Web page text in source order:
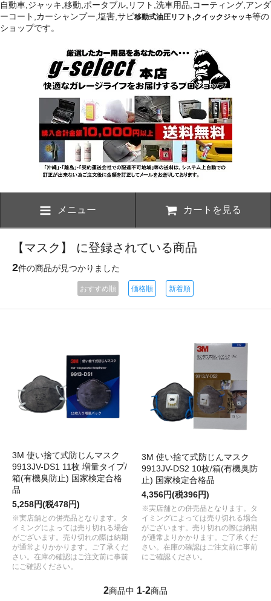
自動車,ジャッキ,移動,ポータブル,リフト,洗車用品,コーティング,アンダ
ーコート,カーシャンプー,塩害,サビ移動式油圧リフト,クイックジャッキ等の
ショップです。
メニュー カートを見る
【マスク】 に登録されている商品
2件の商品が見つかりました
おすすめ順 価格順 新着順
3M 使い捨て式防じんマスク
9913JV-DS1 11枚 増量タイプ/
箱(有機臭防止) 国家検定合格
品
5,258円(税478円)
※実店舗との併売品となります。タ
イミングによっては売り切れる場合
がございます。売り切れの際は納期
が通常よりかかります。ご了承くだ
さい。在庫の確認はご注文前に事前
にご確認ください。
3M 使い捨て式防じんマスク
9913JV-DS2 10枚/箱(有機臭防
止) 国家検定合格品
4,356円(税396円)
※実店舗との併売品となります。タ
イミングによっては売り切れる場合
がございます。売り切れの際は納期
が通常よりかかります。ご了承くだ
さい。在庫の確認はご注文前に事前
にご確認ください。
2商品中 1-2商品